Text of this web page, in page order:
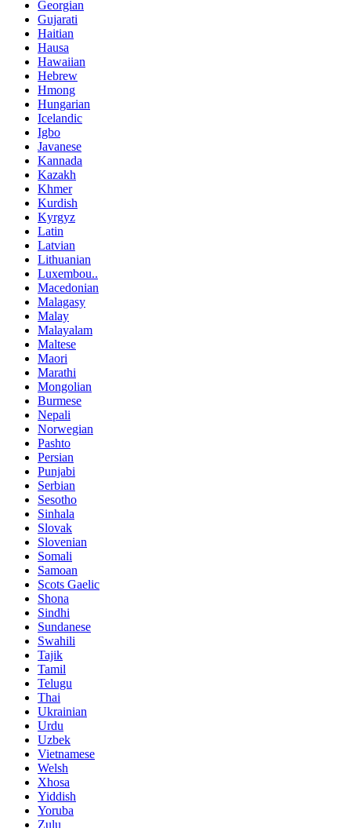
Georgian
Gujarati
Haitian
Hausa
Hawaiian
Hebrew
Hmong
Hungarian
Icelandic
Igbo
Javanese
Kannada
Kazakh
Khmer
Kurdish
Kyrgyz
Latin
Latvian
Lithuanian
Luxembou..
Macedonian
Malagasy
Malay
Malayalam
Maltese
Maori
Marathi
Mongolian
Burmese
Nepali
Norwegian
Pashto
Persian
Punjabi
Serbian
Sesotho
Sinhala
Slovak
Slovenian
Somali
Samoan
Scots Gaelic
Shona
Sindhi
Sundanese
Swahili
Tajik
Tamil
Telugu
Thai
Ukrainian
Urdu
Uzbek
Vietnamese
Welsh
Xhosa
Yiddish
Yoruba
Zulu